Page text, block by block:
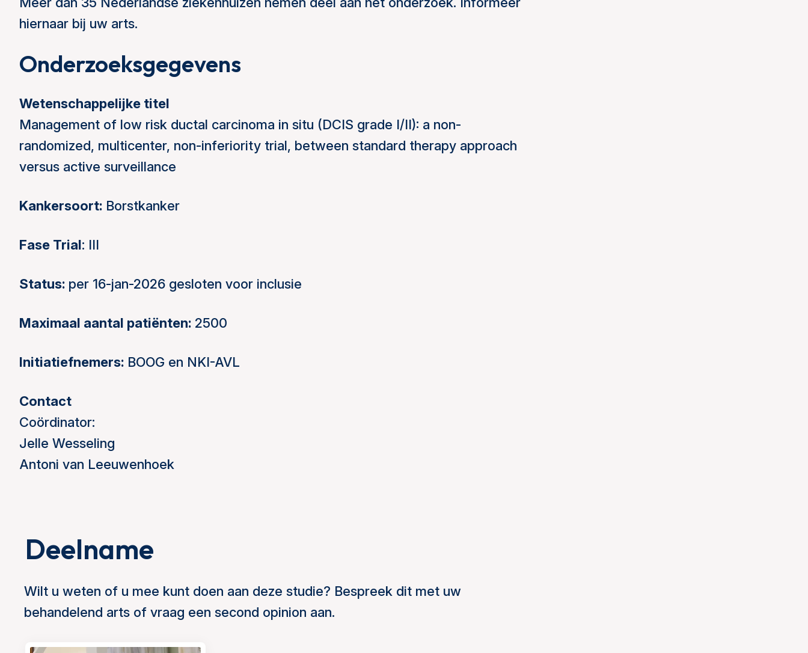
hiernaar bij uw arts.
Onderzoeksgegevens
Wetenschappelijke titel
Management of low risk ductal carcinoma in situ (DCIS grade I/II): a non-
randomized, multicenter, non-inferiority trial, between standard therapy approach
versus active surveillance
Kankersoort: Borstkanker
Fase Trial: III
Status: per 16-jan-2026 gesloten voor inclusie
Maximaal aantal patiënten: 2500
Initiatiefnemers: BOOG en NKI-AVL
Contact
Coördinator:
Jelle Wesseling
Antoni van Leeuwenhoek
Deelname
Wilt u weten of u mee kunt doen aan deze studie? Bespreek dit met uw
behandelend arts of vraag een second opinion aan.